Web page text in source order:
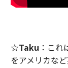
☆Taku ：こ
をアメリカな